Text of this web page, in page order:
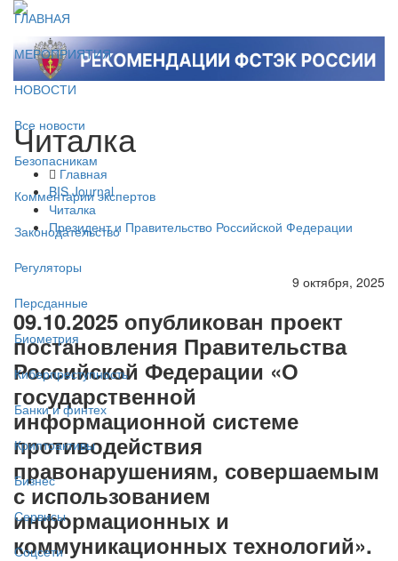
ГЛАВНАЯ
МЕРОПРИЯТИЯ
НОВОСТИ
Все новости
Безопасникам
Комментарии экспертов
Законодательство
Регуляторы
Персданные
Биометрия
Киберпреступность
Банки и финтех
Криптоактивы
Бизнес
Сервисы
Соцсети
Читалка
Главная
BIS Journal
Читалка
Президент и Правительство Российской Федерации
9 октября, 2025
09.10.2025 опубликован проект
постановления Правительства
Российской Федерации «О
государственной
информационной системе
противодействия
правонарушениям, совершаемым
с использованием
информационных и
коммуникационных технологий».